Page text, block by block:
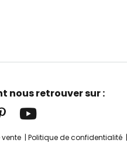
nous retrouver sur :
Politique de confidentialité